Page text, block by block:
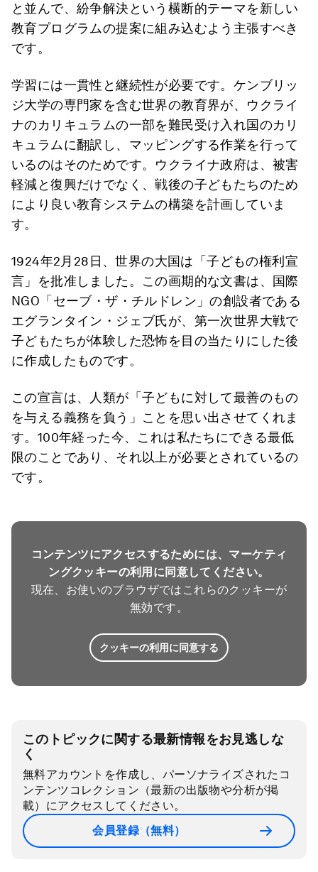
と並んで、紛争解決という横断的テーマを新しい
教育プログラムの提案に組み込むよう主張すべき
です。
学習には一貫性と継続性が必要です。ケンブリッ
ジ大学の専門家を含む世界の教育界が、ウクライ
ナのカリキュラムの一部を難民受け入れ国のカリ
キュラムに翻訳し、マッピングする作業を行って
いるのはそのためです。ウクライナ政府は、被害
軽減と復興だけでなく、戦後の子どもたちのため
により良い教育システムの構築を計画していま
す。
1924年2月28日、世界の大国は「子どもの権利宣
言」を批准しました。この画期的な文書は、国際
NGO「セーブ・ザ・チルドレン」の創設者である
エグランタイン・ジェブ氏が、第一次世界大戦で
子どもたちが体験した恐怖を目の当たりにした後
に作成したものです。
この宣言は、人類が「子どもに対して最善のもの
を与える義務を負う」ことを思い出させてくれま
す。100年経った今、これは私たちにできる最低
限のことであり、それ以上が必要とされているの
です。
コンテンツにアクセスするためには、マーケティ
ングクッキーの利用に同意してください。
現在、お使いのブラウザではこれらのクッキーが
無効です。
クッキーの利用に同意する
このトピックに関する最新情報をお見逃しな
く
無料アカウントを作成し、パーソナライズされたコ
ンテンツコレクション（最新の出版物や分析が掲
載）にアクセスしてください。
会員登録（無料）